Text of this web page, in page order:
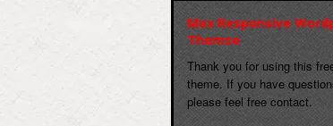
Max Responsive
Themse
Thank you for using this
theme. If you have
please feel free contact.